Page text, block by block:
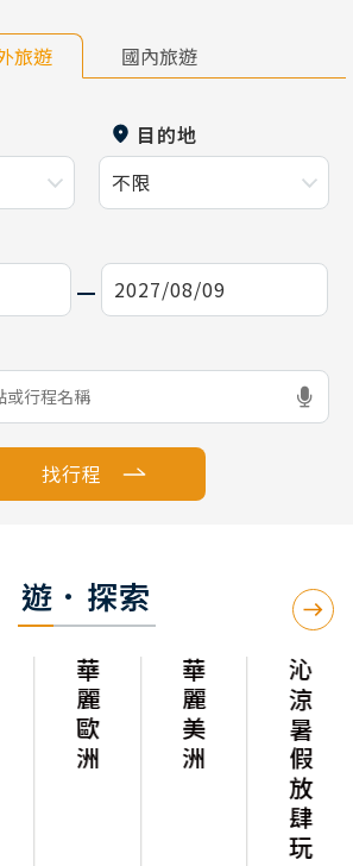
旅遊 國內旅遊
目的地
找行程
遊．探索
華麗歐洲 華麗美洲 沁涼暑假放肆玩